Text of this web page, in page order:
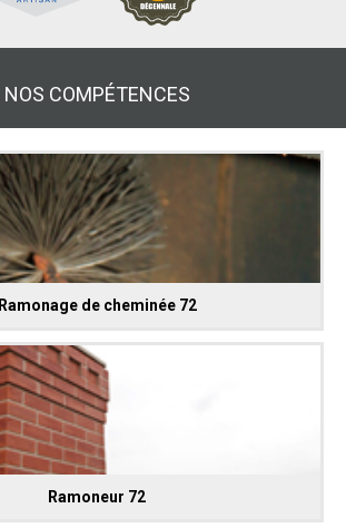
NOS COMPÉTENCES
Ramonage de cheminée 72
Ramoneur 72